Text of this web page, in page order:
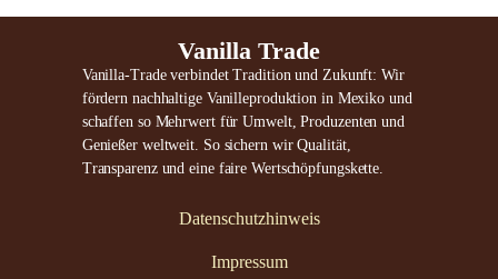
Vanilla Trade
Vanilla-Trade verbindet Tradition und Zukunft: Wir
fördern nachhaltige Vanilleproduktion in Mexiko und
schaffen so Mehrwert für Umwelt, Produzenten und
Genießer weltweit. So sichern wir Qualität,
Transparenz und eine faire Wertschöpfungskette.
Datenschutzhinweis
Impressum